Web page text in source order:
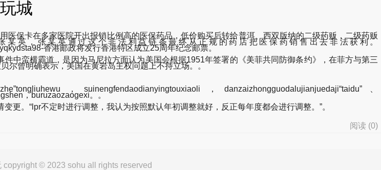
城
保卡在多家医院开出报销比例高的医保药品，低价购买后转给普洱、西双版纳的二级药贩，二级药贩
英，张某英通过这个非法利益链条最终从正规的药店把医保药销售出去非法获利。
香港邮政将发行香港特区成立25周年纪念邮票。
蛮横霸道，是因为马尼拉方面认为美国会根据1951年签署的《美菲共同防御条约》，在菲方与第三
尔曾明确表示，美国在黄岩岛主权问题上不持立场。。
，suinengfendaodianyingtouxiaoli，danzaizhongguodalujianjuedaji“taidu”、
，buruzaozaogexi。。
。“lpr不定时进行调整，我认为按照默认年初调整就好，反正每年度都会进行调整。”。
阅读 (0)
copyright © 2023 sohu all rights reserved